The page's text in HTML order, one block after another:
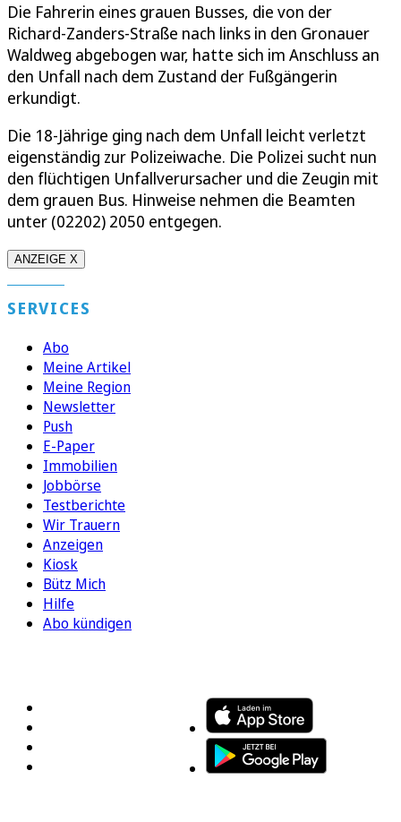
Die Fahrerin eines grauen Busses, die von der
Richard-Zanders-Straße nach links in den Gronauer
Waldweg abgebogen war, hatte sich im Anschluss an
den Unfall nach dem Zustand der Fußgängerin
erkundigt.
Die 18-Jährige ging nach dem Unfall leicht verletzt
eigenständig zur Polizeiwache. Die Polizei sucht nun
den flüchtigen Unfallverursacher und die Zeugin mit
dem grauen Bus. Hinweise nehmen die Beamten
unter (02202) 2050 entgegen.
ANZEIGE X
SERVICES
Abo
Meine Artikel
Meine Region
Newsletter
Push
E-Paper
Immobilien
Jobbörse
Testberichte
Wir Trauern
Anzeigen
Kiosk
Bütz Mich
Hilfe
Abo kündigen